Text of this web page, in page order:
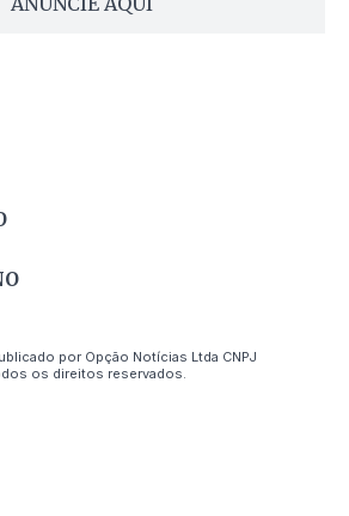
por Opção Notícias Ltda CNPJ
os direitos reservados.